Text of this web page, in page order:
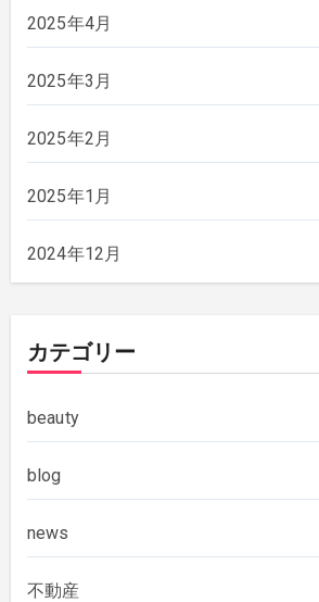
2025年4月
2025年3月
2025年2月
2025年1月
2024年12月
カテゴリー
beauty
blog
news
不動産